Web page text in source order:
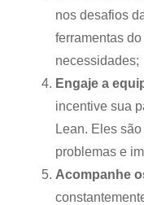
nos desafios
ferramentas
necessidades;
Engaje a
incentive sua
Lean. Eles
problemas e
Acompanhe